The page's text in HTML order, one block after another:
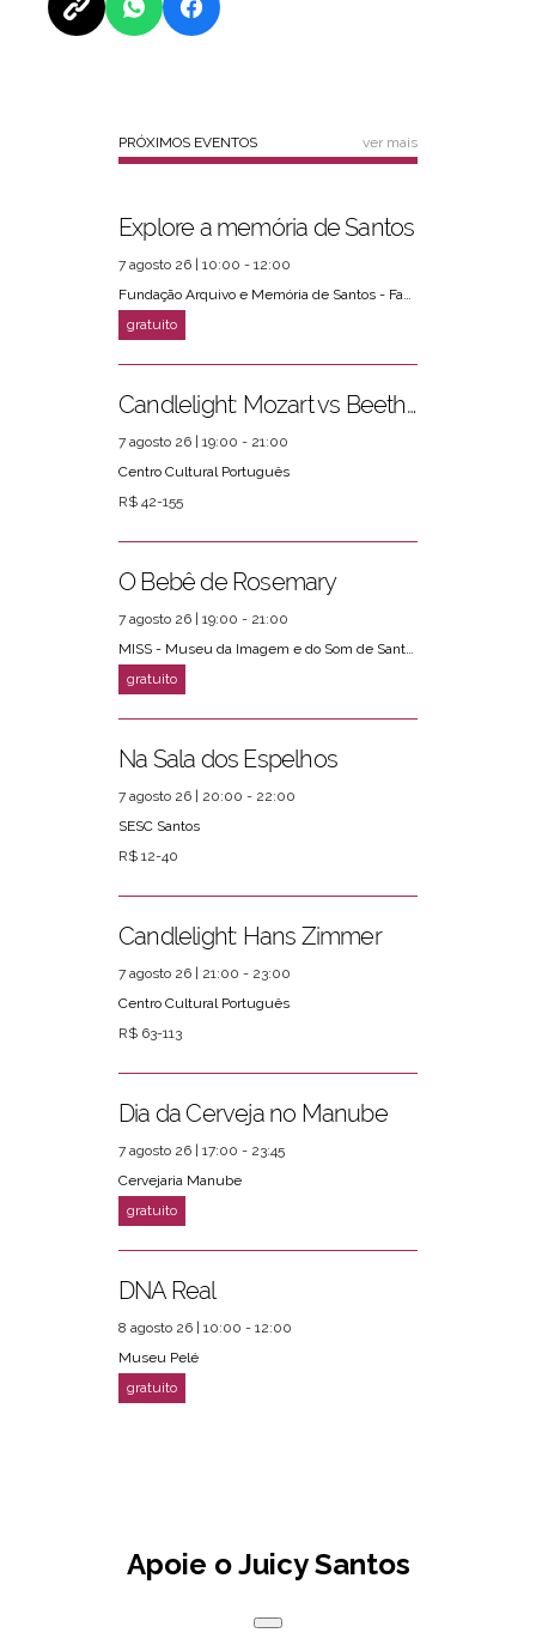
PRÓXIMOS EVENTOS ver mais
Explore a memória de Santos
7 agosto 26 | 10:00 - 12:00
Fundação Arquivo e Memória de Santos - Fams
Candlelight: Mozart vs Beethoven
7 agosto 26 | 19:00 - 21:00
Centro Cultural Português
R$ 42-155
O Bebê de Rosemary
7 agosto 26 | 19:00 - 21:00
MISS - Museu da Imagem e do Som de Santos
Na Sala dos Espelhos
7 agosto 26 | 20:00 - 22:00
SESC Santos
R$ 12-40
Candlelight: Hans Zimmer
7 agosto 26 | 21:00 - 23:00
Centro Cultural Português
R$ 63-113
Dia da Cerveja no Manube
7 agosto 26 | 17:00 - 23:45
Cervejaria Manube
DNA Real
8 agosto 26 | 10:00 - 12:00
Museu Pelé
Apoie o Juicy Santos